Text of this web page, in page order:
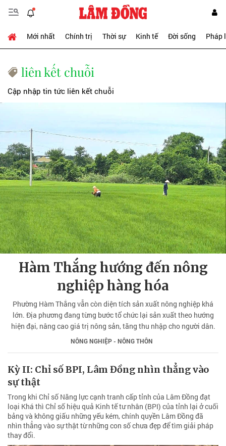
Mới nhất Chính trị Thời sự Kinh tế Đời sống Pháp
liên kết chuỗi
Cập nhập tin tức liên kết chuỗi
Hàm Thắng hướng đến nông
nghiệp hàng hóa
Phường Hàm Thắng vẫn còn diện tích sản xuất nông nghiệp khá
lớn. Địa phương đang từng bước tổ chức lại sản xuất theo hướng
hiện đại, nâng cao giá trị nông sản, tăng thu nhập cho người dân.
NÔNG NGHIỆP - NÔNG THÔN
Kỳ II: Chỉ số BPI, Lâm Đồng nhìn thẳng vào
sự thật
Trong khi Chỉ số Năng lực cạnh tranh cấp tỉnh của Lâm Đồng đạt
loại Khá thì Chỉ số hiệu quả Kinh tế tư nhân (BPI) của tỉnh lại ở cuối
bảng và không giấu những yếu kém, chính quyền Lâm Đồng đã
nhìn thẳng vào sự thật từ những con số chưa đẹp để tìm giải pháp
thay đổi.